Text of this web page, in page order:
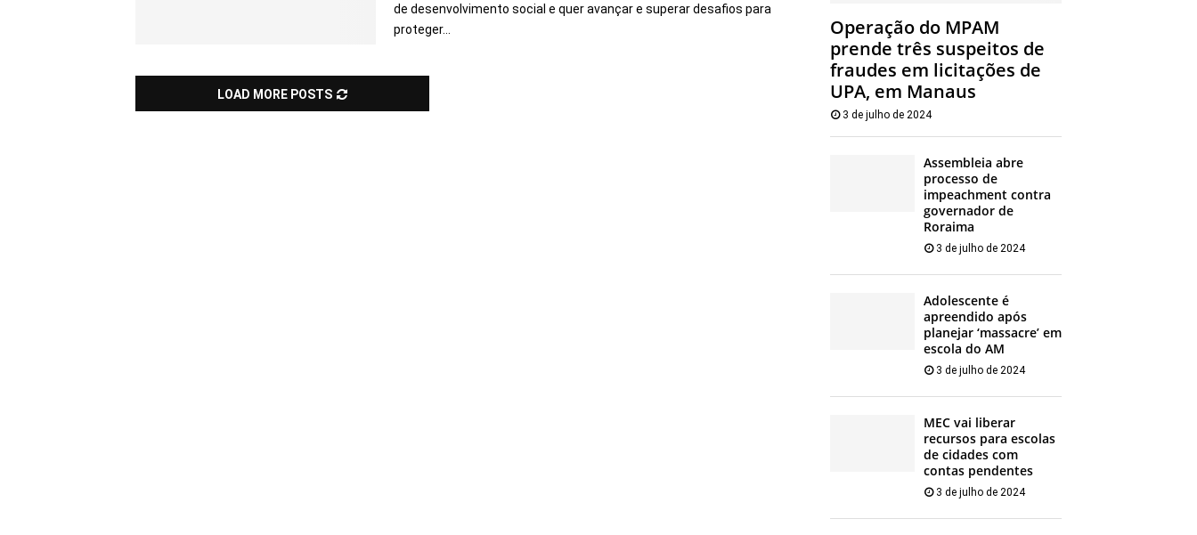
de desenvolvimento social e quer avançar e superar desafios para
proteger...
LOAD MORE POSTS
Operação do MPAM
prende três suspeitos de
fraudes em licitações de
UPA, em Manaus
3 de julho de 2024
Assembleia abre
processo de
impeachment contra
governador de
Roraima
3 de julho de 2024
Adolescente é
apreendido após
planejar ‘massacre’ em
escola do AM
3 de julho de 2024
MEC vai liberar
recursos para escolas
de cidades com
contas pendentes
3 de julho de 2024